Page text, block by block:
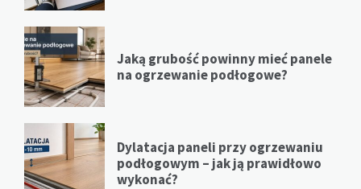
Jaką grubość powinny mieć panele
na ogrzewanie podłogowe?
Dylatacja paneli przy ogrzewaniu
podłogowym – jak ją prawidłowo
wykonać?